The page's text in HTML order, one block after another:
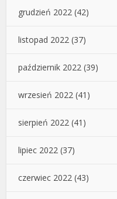
grudzień 2022 (42)
listopad 2022 (37)
październik 2022 (39)
wrzesień 2022 (41)
sierpień 2022 (41)
lipiec 2022 (37)
czerwiec 2022 (43)